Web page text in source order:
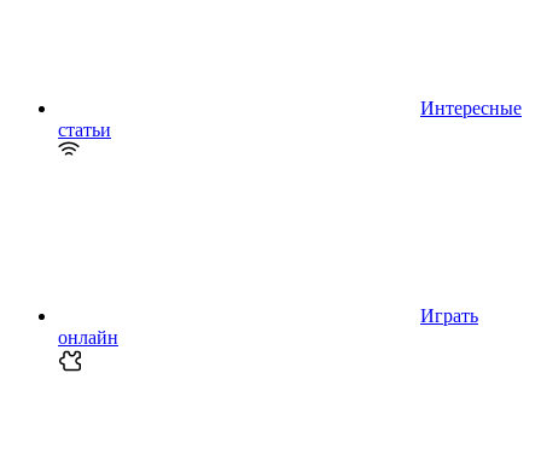
Интересные
статьи
Играть
онлайн